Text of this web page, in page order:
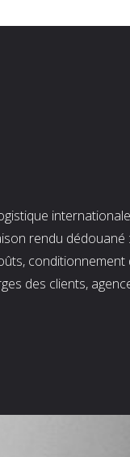
rendu
conditionnement
des clients,